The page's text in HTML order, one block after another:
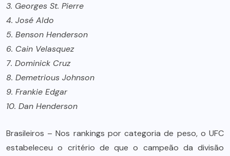
3. Georges St. Pierre
4. José Aldo
5. Benson Henderson
6. Cain Velasquez
7. Dominick Cruz
8. Demetrious Johnson
9. Frankie Edgar
10. Dan Henderson
Brasileiros – Nos rankings por categoria de peso, o UFC
estabeleceu o critério de que o campeão da divisão